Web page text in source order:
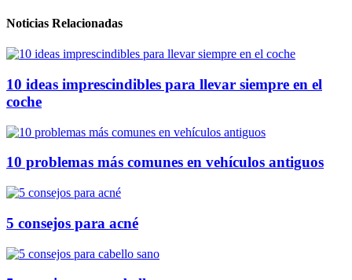
Noticias Relacionadas
10 ideas imprescindibles para llevar siempre en el
coche
10 problemas más comunes en vehículos antiguos
5 consejos para acné